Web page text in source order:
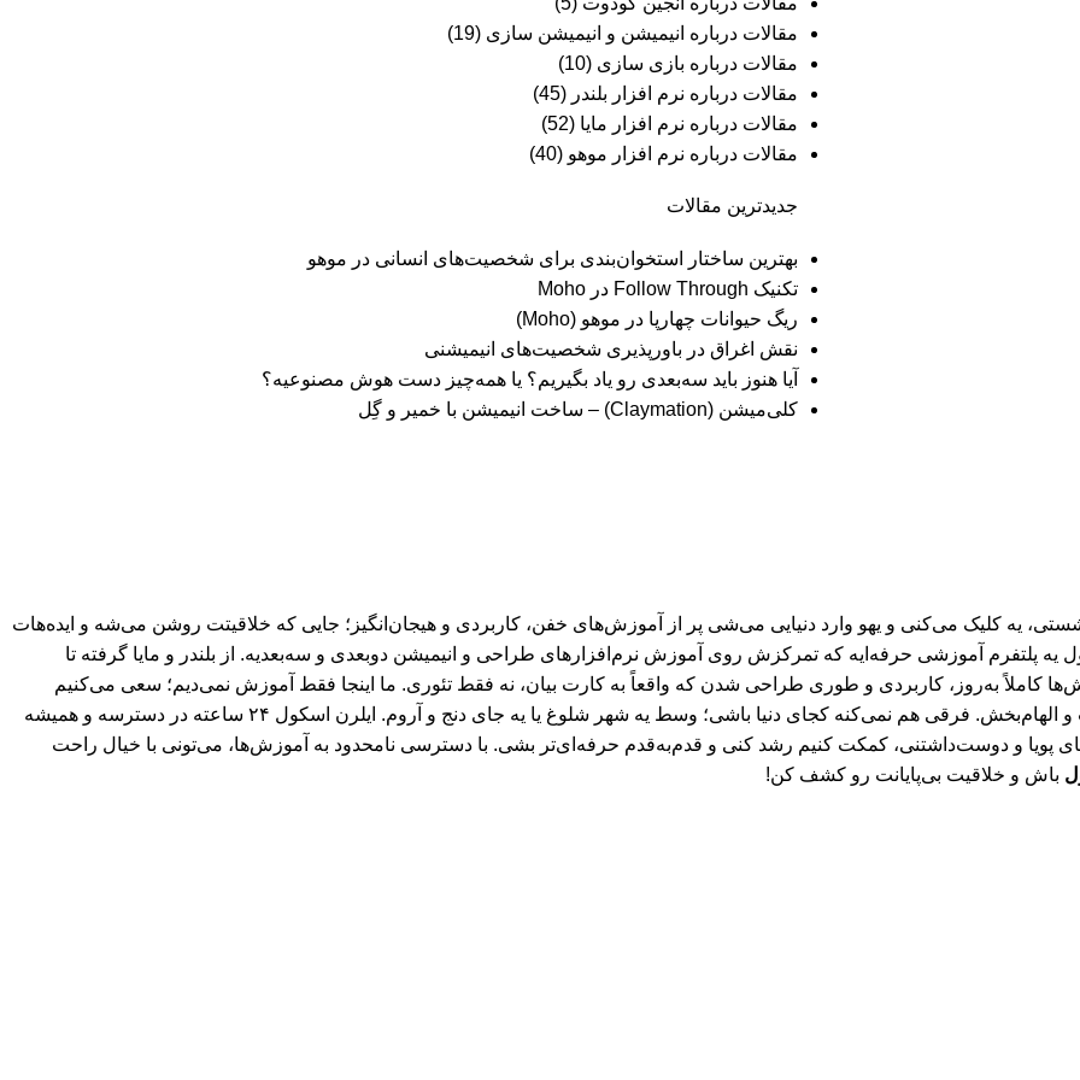
مقالات درباره انیمیشن و انیمیشن سازی (19)
مقالات درباره بازی سازی (10)
مقالات درباره نرم افزار بلندر (45)
مقالات درباره نرم افزار مایا (52)
مقالات درباره نرم افزار موهو (40)
جدیدترین مقالات
بهترین ساختار استخوان‌بندی برای شخصیت‌های انسانی در موهو
تکنیک Follow Through در Moho
ریگ حیوانات چهارپا در موهو (Moho)
نقش اغراق در باورپذیری شخصیت‌های انیمیشنی
آیا هنوز باید سه‌بعدی‌ رو یاد بگیریم؟ یا همه‌چیز دست هوش مصنوعیه؟
کلی‌میشن (Claymation) – ساخت انیمیشن با خمیر و گِل
یه کلیک می‌کنی و یهو وارد دنیایی می‌شی پر از آموزش‌های خفن، کاربردی و هیجان‌انگیز؛ جایی که خلاقیتت روشن می‌شه و ایده‌هات
پلتفرم آموزشی حرفه‌ایه که تمرکزش روی آموزش نرم‌افزارهای طراحی و انیمیشن دو‌بعدی و سه‌بعدیه. از بلندر و مایا گرفته تا
کاملاً به‌روز، کاربردی و طوری طراحی شدن که واقعاً به کارت بیان، نه فقط تئوری. ما اینجا فقط آموزش نمی‌دیم؛ سعی می‌کنیم
یادگیری رو از یه کار خشک و خسته‌کننده، تبدیل کنیم به یه مسیر جذاب و الهام‌بخش. فرقی هم نمی‌کنه کجای دنیا باشی؛ وسط یه شهر شلوغ یا یه جای دنج و آروم. ایلرن اسکول ۲۴ ساعته در دسترسه و همیشه
پویا و دوست‌داشتنی، کمکت کنیم رشد کنی و قدم‌به‌قدم حرفه‌ای‌تر بشی. با دسترسی نامحدود به آموزش‌ها، می‌تونی با خیال راحت
باش و خلاقیت بی‌پایانت رو کشف کن!